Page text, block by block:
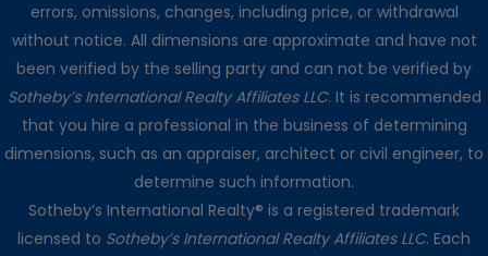
errors, omissions, changes, including price, or withdrawal
without notice. All dimensions are approximate and have not
been verified by the selling party and can not be verified by
Sotheby’s International Realty Affiliates LLC. It is recommended
that you hire a professional in the business of determining
dimensions, such as an appraiser, architect or civil engineer, to
determine such information.
Sotheby’s International Realty® is a registered trademark
licensed to Sotheby’s International Realty Affiliates LLC. Each